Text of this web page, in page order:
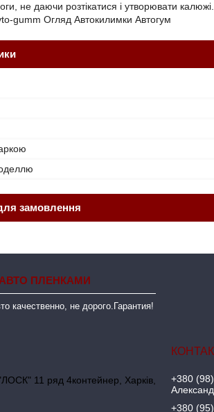
не даючи розтікатися і утворювати
gumm Огляд Автокилимки Автогум
замовлення
ПЛЕНКАМИ
качественно, не дорого.Гарантия!
11 ряд 4контейнер, Харків,
+380
+380